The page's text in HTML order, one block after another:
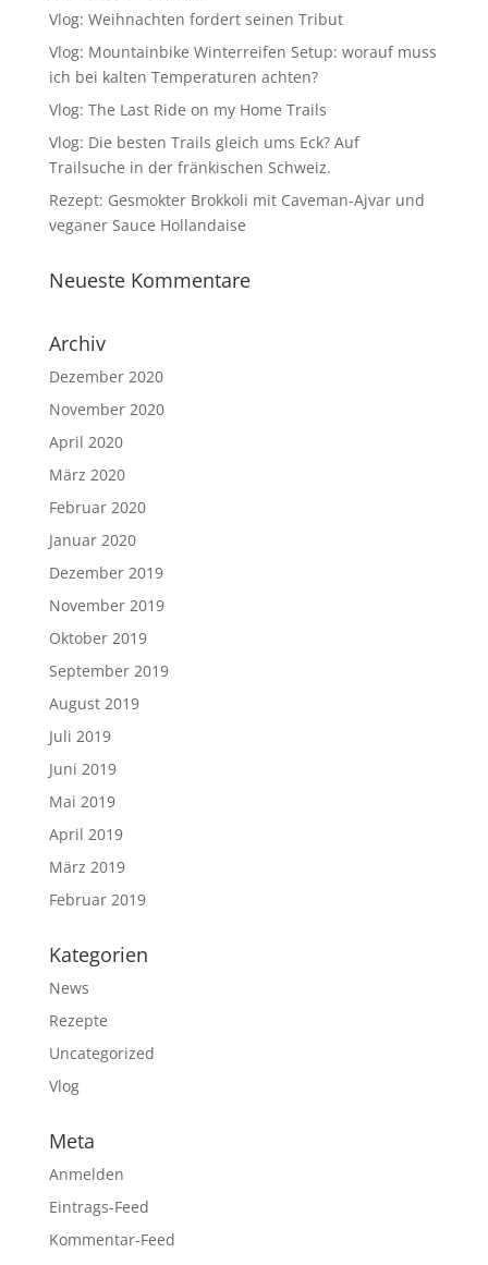
Vlog: Weihnachten fordert seinen Tribut
Vlog: Mountainbike Winterreifen Setup: worauf muss
ich bei kalten Temperaturen achten?
Vlog: The Last Ride on my Home Trails
Vlog: Die besten Trails gleich ums Eck? Auf
Trailsuche in der fränkischen Schweiz.
Rezept: Gesmokter Brokkoli mit Caveman-Ajvar und
veganer Sauce Hollandaise
Neueste Kommentare
Archiv
Dezember 2020
November 2020
April 2020
März 2020
Februar 2020
Januar 2020
Dezember 2019
November 2019
Oktober 2019
September 2019
August 2019
Juli 2019
Juni 2019
Mai 2019
April 2019
März 2019
Februar 2019
Kategorien
News
Rezepte
Uncategorized
Vlog
Meta
Anmelden
Eintrags-Feed
Kommentar-Feed